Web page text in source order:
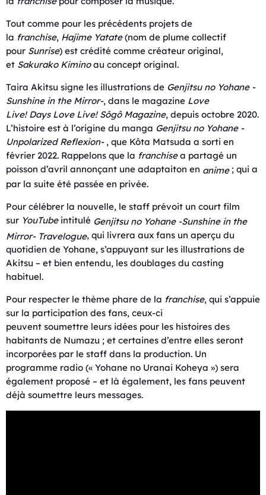
Tout comme pour les précédents projets de
la franchise, Hajime Yatate(nom de plume collectif
pour Sunrise) est crédité comme créateur original,
et Sakurako Kiminoau concept original.
Taira Akitsu signe les illustrations de Genjitsu no Yohane -
Sunshine in the Mirror-, dans le magazine Love
Live!Days Love Live!Sôgô Magazine, depuis octobre 2020.
L’histoire est à l’origine du manga Genjitsu no Yohane -
Unpolarized Reflexion- , que Kôta Matsuda a sorti en
février 2022. Rappelons que la franchisea partagé un
poisson d’avril annonçant une adaptaiton en anime; qui a
par la suite été passée en privée.
Pour célébrer la nouvelle, le staff prévoit un court film
sur YouTubeintitulé Genjitsu no Yohane -Sunshine in the
Mirror-Travelogue, qui livrera aux fans un aperçu du
quotidien de Yohane, s’appuyant sur les illustrations de
Akitsu – et bien entendu, les doublages du casting
habituel.
Pour respecter le thème phare de la franchise, qui s’appuie
sur la participation des fans, ceux-ci
peuvent soumettre leurs idées pour les histoires des
habitants de Numazu ; et certaines d’entre elles seront
incorporées par le staff dans la production. Un
programme radio (« Yohane no Uranai Koheya ») sera
également proposé – et là également, les fans peuvent
déjà soumettre leurs messages.